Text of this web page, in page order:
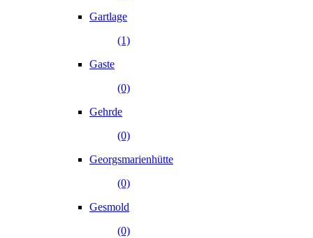
Gartlage
(1)
Gaste
(0)
Gehrde
(0)
Georgsmarienhütte
(0)
Gesmold
(0)